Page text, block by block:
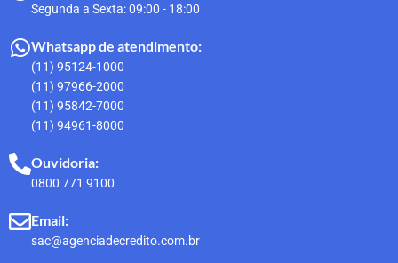
Segunda a Sexta: 09:00 - 18:00
Whatsapp de atendimento:
(11) 95124-1000
(11) 97966-2000
(11) 95842-7000
(11) 94961-8000
Ouvidoria:
0800 771 9100
Email:
sac@agenciadecredito.com.br